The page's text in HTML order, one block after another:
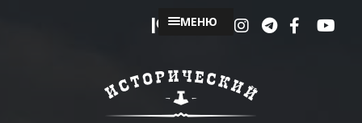
МЕНЮ